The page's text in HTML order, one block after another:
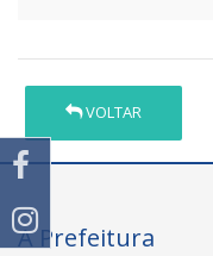
VOLTAR
A Prefeitura